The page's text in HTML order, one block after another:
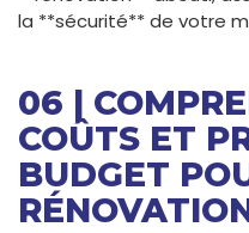
la **sécurité** de votre
06 |
COÛTS ET
BUDGET